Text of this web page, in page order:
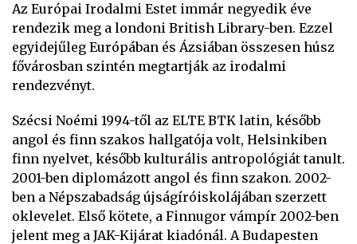
Az Európai Irodalmi Estet immár negyedik éve
rendezik meg a londoni British Library-ben. Ezzel
egyidejűleg Európában és Ázsiában összesen húsz
fővárosban szintén megtartják az irodalmi
rendezvényt.
Szécsi Noémi 1994-től az ELTE BTK latin, később
angol és finn szakos hallgatója volt, Helsinkiben
finn nyelvet, később kulturális antropológiát tanult.
2001-ben diplomázott angol és finn szakon. 2002-
ben a Népszabadság újságíróiskolájában szerzett
oklevelet. Első kötete, a Finnugor vámpír 2002-ben
jelent meg a JAK-Kijárat kiadónál. A Budapesten